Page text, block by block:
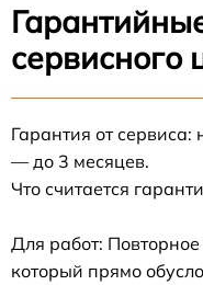
сервисного
Гарантия от
— до 3 месяцев.
Что считается
Для работ:
который прямо